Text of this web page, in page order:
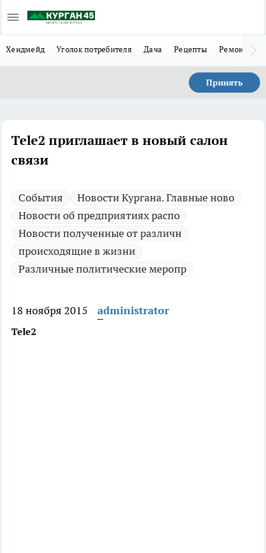
Хендмейд Уголок потребителя Дача Рецепты Ремонт
Принять
Tele2 приглашает в новый салон
связи
Cобытия
Новости Кургана. Главные ново
Новости об предприятиях распо
Новости полученные от различн
происходящие в жизни
Различные политические меропр
18 ноября 2015 administrator
Tele2